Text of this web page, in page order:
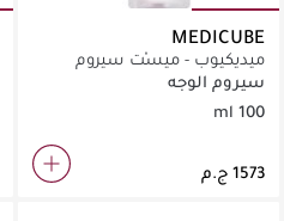
MEDICUBE
ميديكيوب - ميسْت سيروم
مل)
سيروم الوجه
100 ml